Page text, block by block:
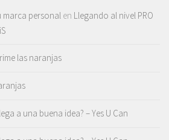
marca personal en Llegando al nivel PRO
las naranjas
a una buena idea? – Yes U Can